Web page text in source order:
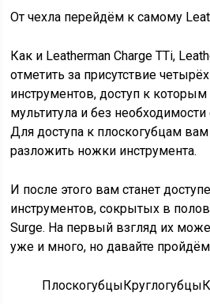
От чехла перейдём к самому
Как и Leatherman Charge TTi,
отметить за присутствие
инструментов, доступ к
мультитула и без
Для доступа к плоскогубцам
разложить ножки инструмента.
И после этого вам станет
инструментов, сокрытых в
Surge. На первый взгляд их
уже и много, но давайте